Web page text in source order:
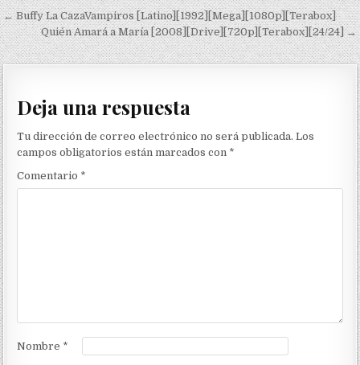
Navegación de entradas
← Buffy La CazaVampiros [Latino][1992][Mega][1080p][Terabox]
Quién Amará a María [2008][Drive][720p][Terabox][24/24] →
Deja una respuesta
Tu dirección de correo electrónico no será publicada. Los
campos obligatorios están marcados con *
Comentario *
Nombre *